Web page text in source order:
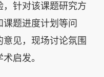
，针对该课题研究方
题进度计划等问
见，现场讨论氛围
启发。